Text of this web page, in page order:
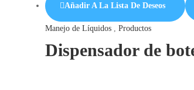
Añadir A La Lista De Deseos
Manejo de Líquidos, Productos
Dispensador de